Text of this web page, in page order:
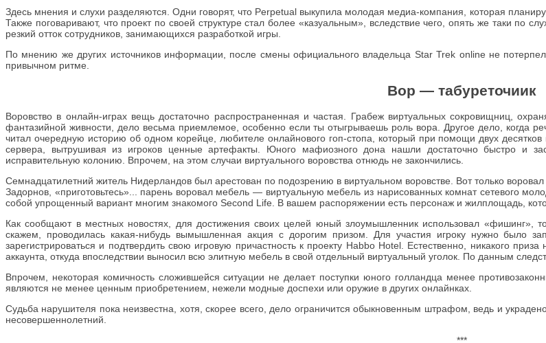
Здесь мнения и слухи разделяются. Одни говорят, что Perpetual выкупила молодая медиа-компания, которая
Также поговаривают, что проект по своей структуре стал более «казуальным», вследствие чего, опять же таки
резкий отток сотрудников, занимающихся разработкой игры.
По мнению же других источников информации, после смены официального владельца Star Trek online не
привычном ритме.
Вор — табуреточиик
Воровство в онлайн-играх вещь достаточно распространенная и частая. Грабеж виртуальных сокровищниц,
фантазийной живности, дело весьма приемлемое, особенно если ты отыгрываешь роль вора. Другое дело, когда
читал очередную историю об одном корейце, любителе онлайнового гоп-стопа, который при помощи двух
сервера, вытрушивая из игроков ценные артефакты. Юного мафиозного дона нашли достаточно быстро и
исправительную колонию. Впрочем, на этом случаи виртуального воровства отнюдь не закончились.
Семнадцатилетний житель Нидерландов был арестован по подозрению в виртуальном воровстве. Вот только
Задорнов, «приготовьтесь»... парень воровал мебель — виртуальную мебель из нарисованных комнат сетевого
собой упрощенный вариант многим знакомого Second Life. В вашем распоряжении есть персонаж и жилплощадь,
Как сообщают в местных новостях, для достижения своих целей юный злоумышленник использовал «фишинг»,
скажем, проводилась какая-нибудь вымышленная акция с дорогим призом. Для участия игроку нужно было
зарегистрироваться и подтвердить свою игровую причастность к проекту Habbo Hotel. Естественно, никакого
аккаунта, откуда впоследствии выносил всю элитную мебель в свой отдельный виртуальный уголок. По данным
Впрочем, некоторая комичность сложившейся ситуации не делает поступки юного голландца менее
являются не менее ценным приобретением, нежели модные доспехи или оружие в других онлайнках.
Судьба нарушителя пока неизвестна, хотя, скорее всего, дело ограничится обыкновенным штрафом, ведь и
несовершеннолетний.
***